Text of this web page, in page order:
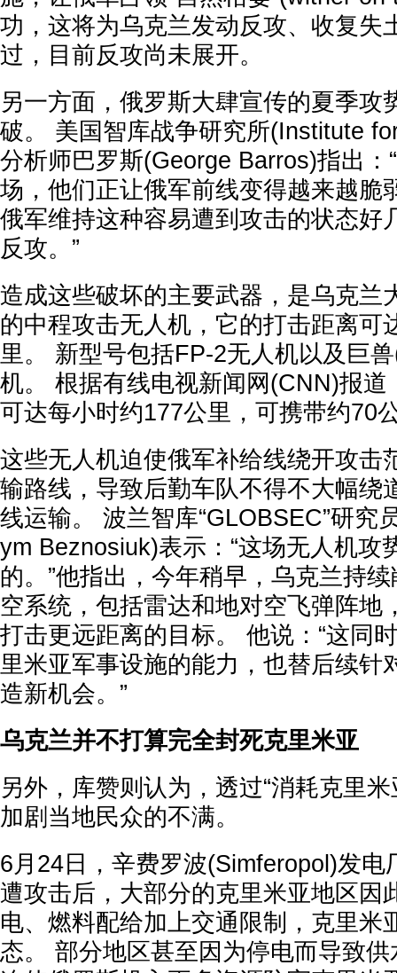
功，这将为乌克兰发动反攻、收复失
过，目前反攻尚未展开。
另一方面，俄罗斯大肆宣传的夏季攻
破。 美国智库战争研究所(Institute
分析师巴罗斯(George Barros)指出：
场，他们正让俄军前线变得越来越脆
俄军维持这种容易遭到攻击的状态好
反攻。”
造成这些破坏的主要武器，是乌克兰
的中程攻击无人机，它的打击距离可
里。 新型号包括FP-2无人机以及巨
机。 根据有线电视新闻网(CNN)报道
可达每小时约177公里，可携带约70
这些无人机迫使俄军补给线绕开攻击
输路线，导致后勤车队不得不大幅绕
线运输。 波兰智库“GLOBSEC”研究
ym Beznosiuk)表示：“这场无人机攻
的。”他指出，今年稍早，乌克兰持
空系统，包括雷达和地对空飞弹阵地
打击更远距离的目标。 他说：“这同
里米亚军事设施的能力，也替后续针
造新机会。”
乌克兰并不打算完全封死克里米亚
另外，库赞则认为，透过“消耗克里
加剧当地民众的不满。
6月24日，辛费罗波(Simferopol)发电
遭攻击后，大部分的克里米亚地区因
电、燃料配给加上交通限制，克里米
态。 部分地区甚至因为停电而导致